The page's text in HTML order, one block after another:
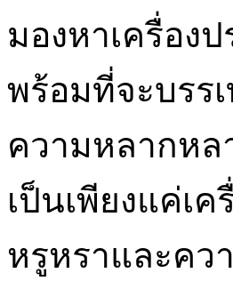
มองหาเครื่อง
พร้อมที่จะบรร
ความหลากหล
เป็นเพียงแค่เ
หรูหราและคว